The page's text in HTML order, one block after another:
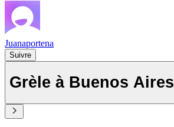
Juanaportena
Suivre
Grèle à Buenos Aires